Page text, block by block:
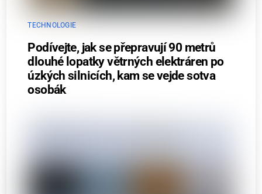
TECHNOLOGIE
Podívejte, jak se přepravují 90 metrů
dlouhé lopatky větrných elektráren po
úzkých silnicích, kam se vejde sotva
osobák